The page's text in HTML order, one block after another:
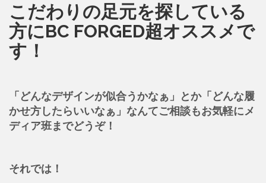
こだわりの足元を探している
方にBC FORGED超オススメで
す！
「どんなデザインが似合うかなぁ」とか「どんな履
かせ方したらいいなぁ」なんてご相談もお気軽にメ
ディア班までどうぞ！
それでは！